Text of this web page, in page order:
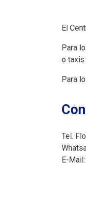
El
Para
o taxis
Para
Tel.
E-Mail: